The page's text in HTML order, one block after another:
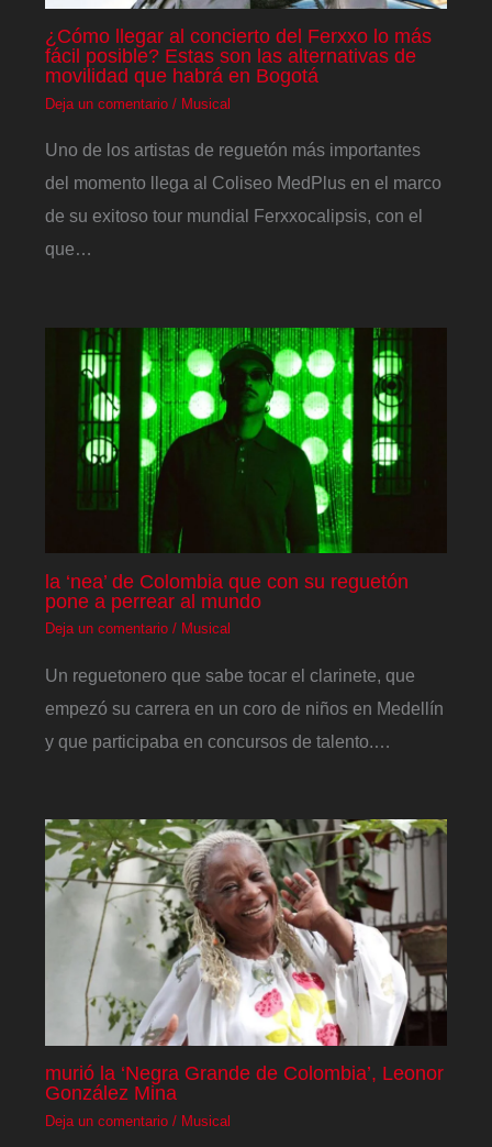
¿Cómo llegar al concierto del Ferxxo lo más
fácil posible? Estas son las alternativas de
movilidad que habrá en Bogotá
Deja un comentario / Musical
Uno de los artistas de reguetón más importantes
del momento llega al Coliseo MedPlus en el marco
de su exitoso tour mundial Ferxxocalipsis, con el
que…
la ‘nea’ de Colombia que con su reguetón
pone a perrear al mundo
Deja un comentario / Musical
Un reguetonero que sabe tocar el clarinete, que
empezó su carrera en un coro de niños en Medellín
y que participaba en concursos de talento.…
murió la ‘Negra Grande de Colombia’, Leonor
González Mina
Deja un comentario / Musical